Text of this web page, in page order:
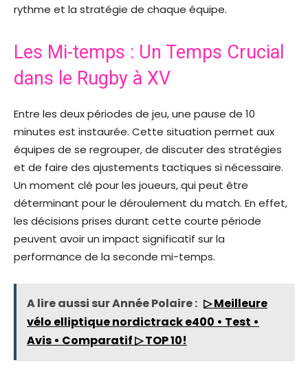
rythme et la stratégie de chaque équipe.
Les Mi-temps : Un Temps Crucial
dans le Rugby à XV
Entre les deux périodes de jeu, une pause de 10
minutes est instaurée. Cette situation permet aux
équipes de se regrouper, de discuter des stratégies
et de faire des ajustements tactiques si nécessaire.
Un moment clé pour les joueurs, qui peut être
déterminant pour le déroulement du match. En effet,
les décisions prises durant cette courte période
peuvent avoir un impact significatif sur la
performance de la seconde mi-temps.
A lire aussi sur Année Polaire : ▷ Meilleure
vélo elliptique nordictrack e400 • Test •
Avis • Comparatif ▷ TOP 10!